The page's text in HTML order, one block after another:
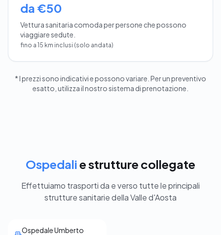
da €50
Vettura sanitaria comoda per persone che possono
viaggiare sedute.
fino a 15 km inclusi (solo andata)
* I prezzi sono indicativi e possono variare. Per un preventivo
esatto, utilizza il nostro sistema di prenotazione.
Ospedalie strutture collegate
Effettuiamo trasporti da e verso tutte le principali
strutture sanitarie della Valle d'Aosta
Ospedale Umberto